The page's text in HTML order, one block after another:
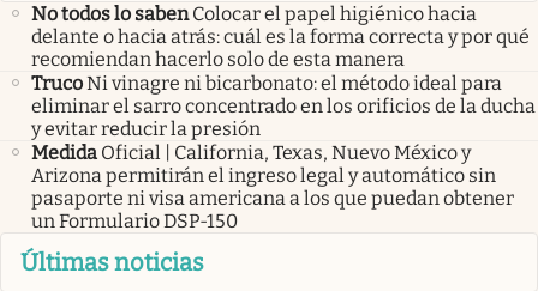
No todos lo saben Colocar el papel higiénico hacia
delante o hacia atrás: cuál es la forma correcta y por qué
recomiendan hacerlo solo de esta manera
TrucoNi vinagre ni bicarbonato: el método ideal para
eliminar el sarro concentrado en los orificios de la ducha
y evitar reducir la presión
Medida Oficial | California, Texas, Nuevo México y
Arizona permitirán el ingreso legal y automático sin
pasaporte ni visa americana a los que puedan obtener
un Formulario DSP-150
Últimas noticias